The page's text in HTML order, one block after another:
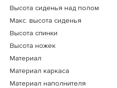
Высота сиденья над полом
Макс. высота сиденья
Высота спинки
Высота ножек
Материал
Материал каркаса
Материал наполнителя